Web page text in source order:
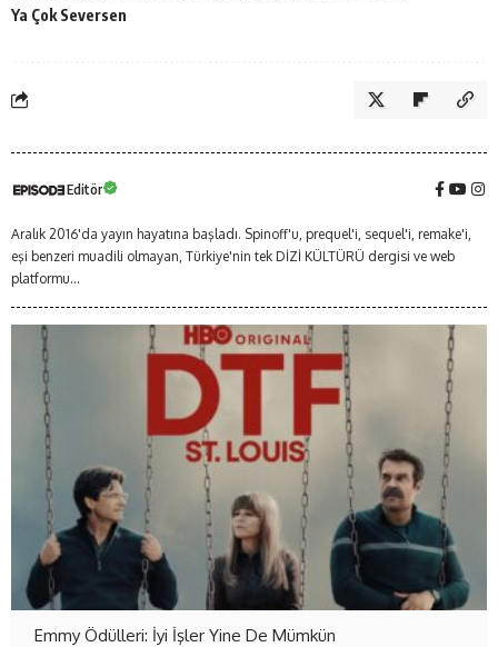
Ya Çok Seversen
Editör
Aralık 2016'da yayın hayatına başladı. Spinoff'u, prequel'i, sequel'i, remake'i,
eşi benzeri muadili olmayan, Türkiye'nin tek DİZİ KÜLTÜRÜ dergisi ve web
platformu...
Emmy Ödülleri: İyi İşler Yine De Mümkün